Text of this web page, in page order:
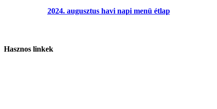
2024. augusztus havi napi menü étlap
Hasznos linkek